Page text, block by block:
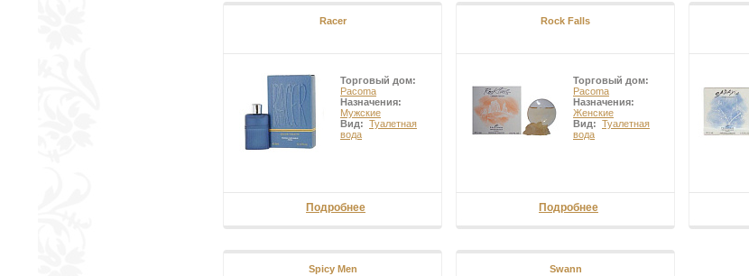
Racer
Торговый дом:
Pacoma
Назначения:
Мужские
Вид: Туалетная
вода
Подробнее
Rock Falls
Торговый дом:
Pacoma
Назначения:
Женские
Вид: Туалетная
вода
Подробнее
Spicy Men Swann